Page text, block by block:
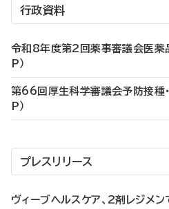
行政資料
令和8年度第2回薬事審議会医薬
P）
第66回厚生科学審議会予防接種
P）
プレスリリース
ヴィーブヘルスケア、2剤レジメン